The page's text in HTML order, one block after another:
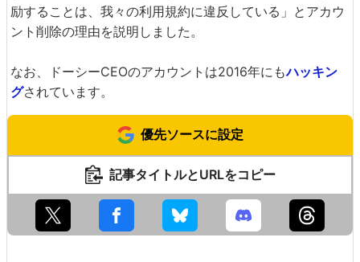
励することは、我々の利用規約に違反している」とアカウ
ント削除の理由を説明しました。
なお、ドーシーCEOのアカウントは2016年にもハッキン
グされています。
優先ソースに設定
記事タイトルとURLをコピー